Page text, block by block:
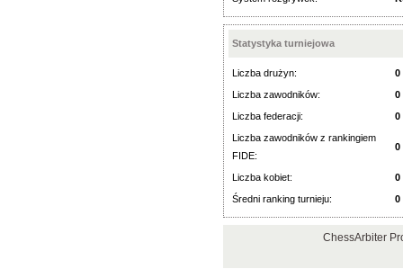
Statystyka turniejowa
Liczba drużyn:
0
Liczba zawodników:
0
Liczba federacji:
0
Liczba zawodników z rankingiem
FIDE:
0
Liczba kobiet:
0
Średni ranking turnieju:
0
ChessArbiter